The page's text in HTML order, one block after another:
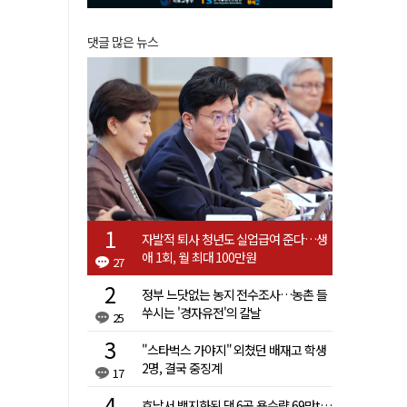
댓글 많은 뉴스
27
자발적 퇴사 청년도 실업급여 준다…생
애 1회, 월 최대 100만원
25
정부 느닷없는 농지 전수조사…농촌 들
쑤시는 '경자유전'의 칼날
17
"스타벅스 가야지" 외쳤던 배재고 학생
2명, 결국 중징계